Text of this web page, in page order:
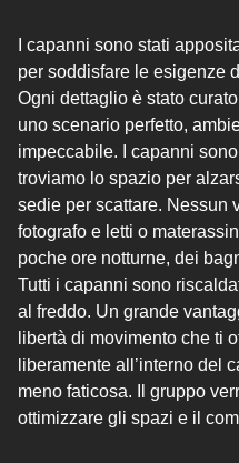
I capanni sono stati
per soddisfare le esigenze
Ogni dettaglio è stato
uno scenario perfetto,
impeccabile. I capanni
troviamo lo spazio per
sedie per scattare. Nessun
fotografo e letti o
poche ore notturne, dei
Tutti i capanni sono
al freddo. Un grande
libertà di movimento che ti
liberamente all’interno del
meno faticosa. Il gruppo
ottimizzare gli spazi e il